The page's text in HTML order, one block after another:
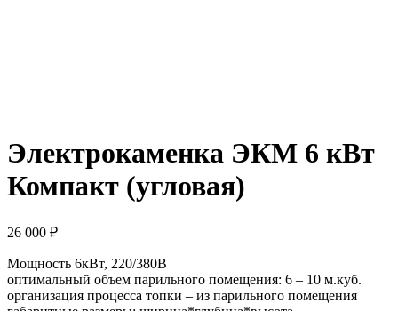
Электрокаменка ЭКМ 6 кВт
Компакт (угловая)
26 000 ₽
Мощность 6кВт, 220/380В
оптимальный объем парильного помещения: 6 – 10 м.куб.
организация процесса топки – из парильного помещения